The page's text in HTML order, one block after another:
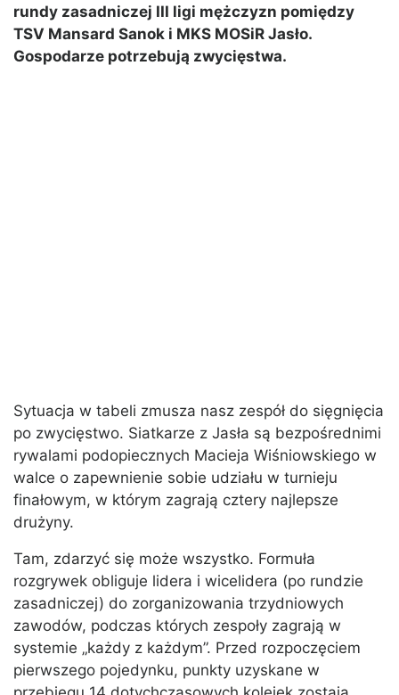
rundy zasadniczej III ligi mężczyzn pomiędzy
TSV Mansard Sanok i MKS MOSiR Jasło.
Gospodarze potrzebują zwycięstwa.
Sytuacja w tabeli zmusza nasz zespół do sięgnięcia
po zwycięstwo. Siatkarze z Jasła są bezpośrednimi
rywalami podopiecznych Macieja Wiśniowskiego w
walce o zapewnienie sobie udziału w turnieju
finałowym, w którym zagrają cztery najlepsze
drużyny.
Tam, zdarzyć się może wszystko. Formuła
rozgrywek obliguje lidera i wicelidera (po rundzie
zasadniczej) do zorganizowania trzydniowych
zawodów, podczas których zespoły zagrają w
systemie „każdy z każdym”. Przed rozpoczęciem
pierwszego pojedynku, punkty uzyskane w